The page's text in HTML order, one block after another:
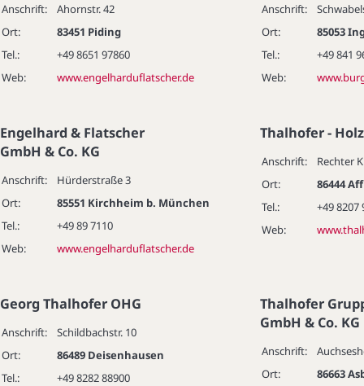
Anschrift:
Ahornstr. 42
Ort:
83451 Piding
Tel.:
+49 8651 97860
Web:
www.engelharduflatscher.de
Anschrift:
Ort:
85053
Tel.:
+49 841
Web:
Engelhard & Flatscher
GmbH & Co. KG
Anschrift:
Hürderstraße 3
Ort:
85551 Kirchheim b. München
Tel.:
+49 89 7110
Web:
www.engelharduflatscher.de
Thalhofer -
Anschrift:
Rechter
Ort:
86444
Tel.:
+49 8207
Web:
Georg Thalhofer OHG
Anschrift:
Schildbachstr. 10
Ort:
86489 Deisenhausen
Tel.:
+49 8282 88900
Thalhofer
GmbH & Co. KG
Anschrift:
Ort:
86663